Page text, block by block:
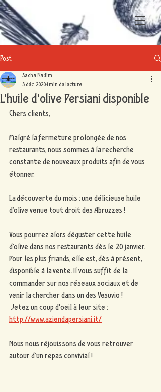
Post
L'huile d'olive Persiani disponible
Sacha Nadim
3 déc. 20201 min de lecture
Chers clients,
Malgré la fermeture prolongée de nos
restaurants, nous sommes à la recherche
constante de nouveaux produits afin de vous
étonner.
La découverte du mois : une délicieuse huile
d’olive venue tout droit des Abruzzes !
Vous pourrez alors déguster cette huile
d’olive dans nos restaurants dès le 20 janvier.
Pour les plus friands, elle est, dès à présent,
disponible à la vente. Il vous suffit de la
commander sur nos réseaux sociaux et de
venir la chercher dans un des Vesuvio !
Jetez un coup d'oeil à leur site :
http://www.aziendapersiani.it/
Nous nous réjouissons de vous retrouver
autour d’un repas convivial !